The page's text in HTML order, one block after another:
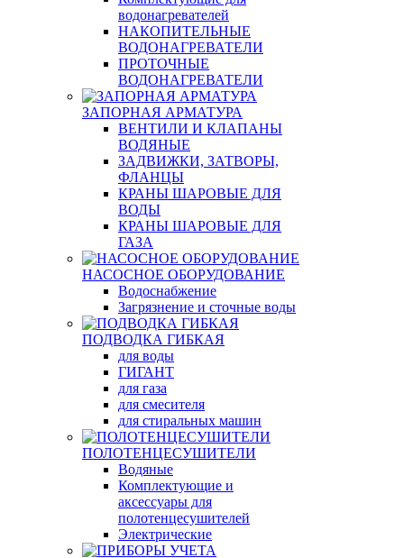
водонагревателей
НАКОПИТЕЛЬНЫЕ
ВОДОНАГРЕВАТЕЛИ
ПРОТОЧНЫЕ
ВОДОНАГРЕВАТЕЛИ
ЗАПОРНАЯ АРМАТУРА
ВЕНТИЛИ И КЛАПАНЫ
ВОДЯНЫЕ
ЗАДВИЖКИ, ЗАТВОРЫ,
ФЛАНЦЫ
КРАНЫ ШАРОВЫЕ ДЛЯ
ВОДЫ
КРАНЫ ШАРОВЫЕ ДЛЯ
ГАЗА
НАСОСНОЕ ОБОРУДОВАНИЕ
Водоснабжение
Загрязнение и сточные воды
ПОДВОДКА ГИБКАЯ
для воды
ГИГАНТ
для газа
для смесителя
для стиральных машин
ПОЛОТЕНЦЕСУШИТЕЛИ
Водяные
Комплектующие и
аксессуары для
полотенцесушителей
Электрические